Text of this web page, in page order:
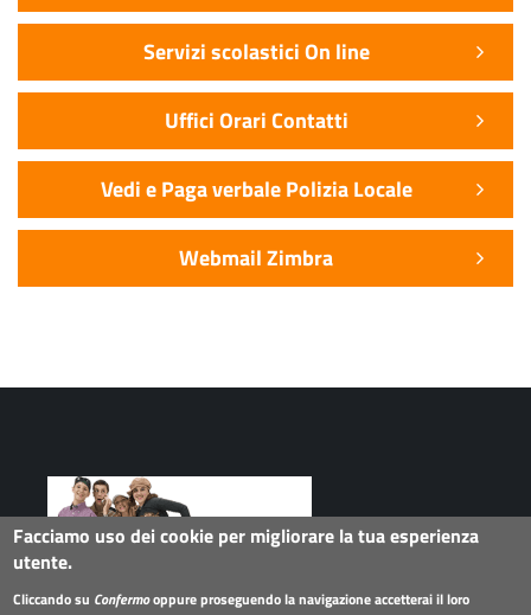
Servizi scolastici On line
Uffici Orari Contatti
Vedi e Paga verbale Polizia Locale
Webmail Zimbra
Seguici su
Facciamo uso dei cookie per migliorare la tua esperienza
utente.
Cliccando su Confermooppure proseguendo la navigazione accetterai il loro